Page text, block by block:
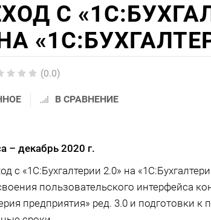
С
(0.0)
В СРАВНЕНИЕ
– декабрь 2020 г.
с «1С:Бухгалтерии 2.0» на
пользовательского интерфейса
предприятия» ред. 3.0 и подготовки к